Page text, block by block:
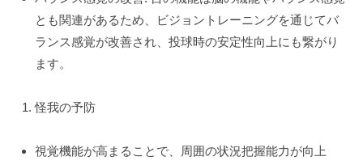
とも関連があるため、ビジョントレーニングを通じてバ
ランス感覚が改善され、投球時の安定性向上にも繋がり
ます。
怪我の予防
視覚機能が高まることで、周囲の状況把握能力が向上